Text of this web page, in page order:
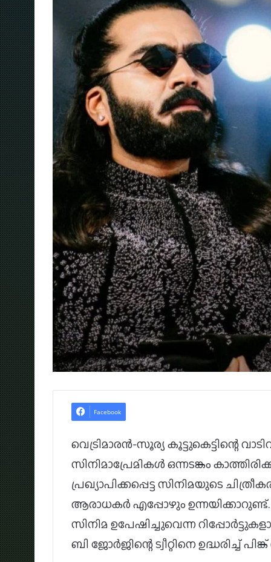
Facebook
വെട്രിമാരൻ-സൂര്യ കൂട്ടുകെട്ടിന്റെ
സിനിമാപ്രേമികൾ ഒന്നടങ്കം
പ്രഖ്യാപിക്കപ്പെട്ട സിനിമയുടെ
ആരാധകർ എപ്പോഴും
സിനിമ ഉപേഷിച്ചുവെന്ന
ബി ജോർജിന്റെ ട്വീറ്റിനെ ഉദ്ധരിച്ച്